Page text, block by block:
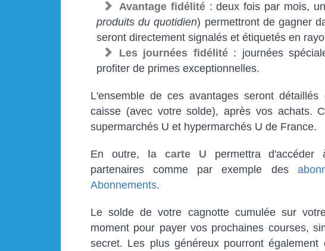
Avantage fidélité: deux fois par mois,
produits du quotidien) permettront de gagner
seront directement signalés et étiquetés en
Les journées fidélité: journées
profiter de primes exceptionnelles.
L'ensemble de ces avantages seront
caisse (avec votre solde), après vos achats.
supermarchés U et hypermarchés U de France.
En outre, la carte U permettra d'accéder
partenaires comme par exemple des
Abonnements.
Le solde de votre cagnotte cumulée sur
moment pour payer vos prochaines courses,
secret. Les plus généreux pourront